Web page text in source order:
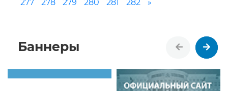
277
278 279 280 281 282 »
Баннеры